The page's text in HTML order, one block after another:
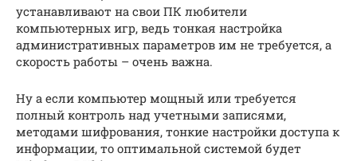
устанавливают на свои ПК любители
компьютерных игр, ведь тонкая настройка
административных параметров им не требуется, а
скорость работы – очень важна.
Ну а если компьютер мощный или требуется
полный контроль над учетными записями,
методами шифрования, тонкие настройки доступа к
информации, то оптимальной системой будет